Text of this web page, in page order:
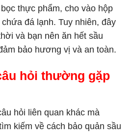
thực phẩm, cho vào hộp
đá lạnh. Tuy nhiên, đây
và bạn nên ăn hết sầu
bảo hương vị và an toàn.
hỏi thường gặp
hỏi liên quan khác mà
kiếm về cách bảo quản sầu